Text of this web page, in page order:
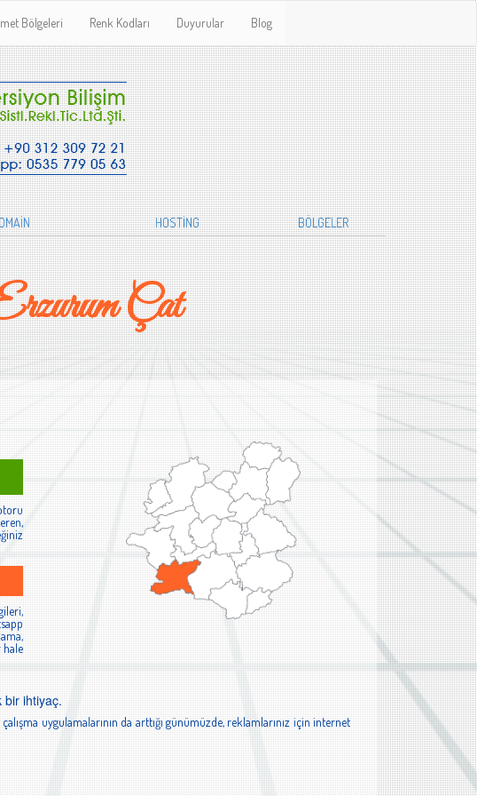
Bölgeleri Renk Kodları Duyurular Blog
HOSTİNG BÖLGELER
Çat
hale
bir ihtiyaç.
uygulamalarının da arttığı günümüzde, reklamlarınız için internet